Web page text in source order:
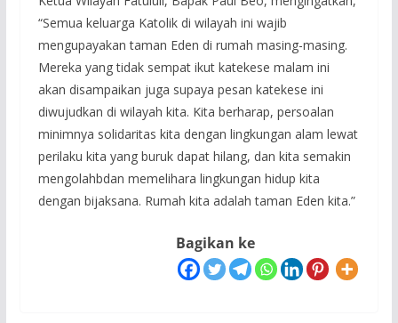
“Semua keluarga Katolik di wilayah ini wajib
mengupayakan taman Eden di rumah masing-masing.
Mereka yang tidak sempat ikut katekese malam ini
akan disampaikan juga supaya pesan katekese ini
diwujudkan di wilayah kita. Kita berharap, persoalan
minimnya solidaritas kita dengan lingkungan alam lewat
perilaku kita yang buruk dapat hilang, dan kita semakin
mengolahbdan memelihara lingkungan hidup kita
dengan bijaksana. Rumah kita adalah taman Eden kita.”
Bagikan ke